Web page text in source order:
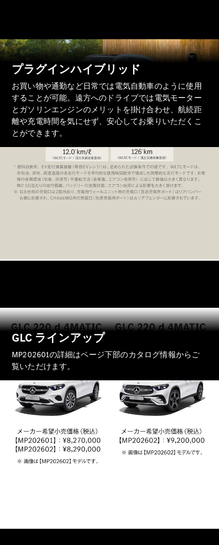
Mercedes-
Maybach
EQS SUV
電気
GLA
GLB
GLC
GLC Coupé
GLE
GLE Coupé
GLS
Mercedes-
Maybach
GLS
G-
Class
電気
G-Class
Stationwagon
CLA
Shooting
Brake
New電気
CLA
Shooting
New
C-Class
Stationwagon
C-Class All-
Terrain
試乗リクエ
プラグインハイブリッド
お買い物や通勤など日常では電気自動車のように使用
することが可能。遠方へのドライブでは電気モーター
とガソリンエンジンのメリットを掛け合わせ、航続距
離や充電時間を気にせず、安心してお乗りいただくこ
とができます。
GLC ラインアップ
MP202601の詳細はページ下部のカタログ情報からご
覧いただけます。